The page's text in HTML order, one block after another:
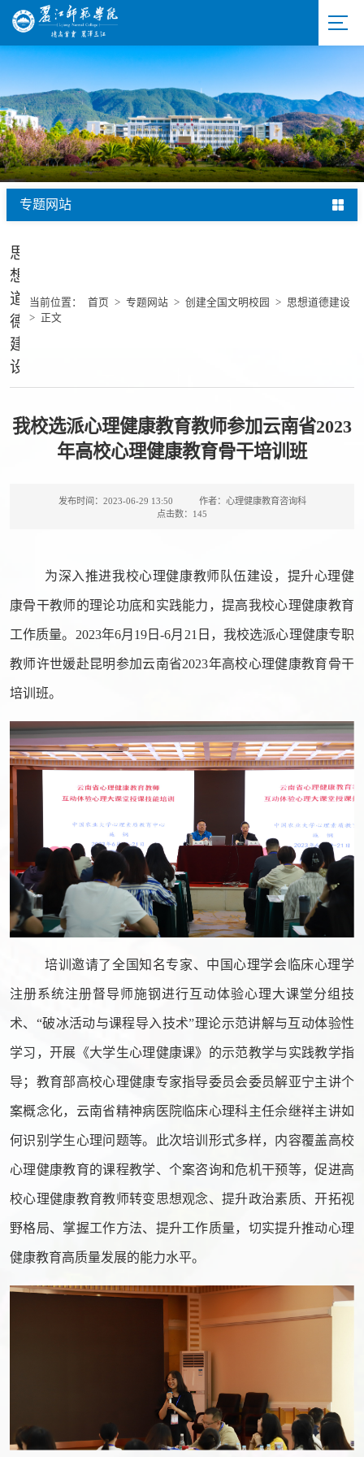
专题网站
思
想
道
德
建
设
当前位置： 首页 > 专题网站 > 创建全国文明校园 > 思想道德建设
>
正文
我校选派心理健康教育教师参加云南省2023
年高校心理健康教育骨干培训班
发布时间：2023-06-29 13:50
作者：心理健康教育咨询科
点击数： 145
为深入推进我校心理健康教师队伍建设，提升心理健
康骨干教师的理论功底和实践能力，提高我校心理健康教育
工作质量。 2023年6月19日-6月21日，我校选派心理健康专职
教师许世媛赴昆明参加云南省2023年高校心理健康教育骨干
培训班。
培训邀请了全国知名专家、中国心理学会临床心理学
注册系统注册督导师施钢进行互动体验心理大课堂分组技
术、 “破冰活动与课程导入技术”理论示范讲解与互动体验性
学习，开展《大学生心理健康课》的示范教学与实践教学指
导；教育部高校心理健康专家指导委员会委员解亚宁主讲个
案概念化，云南省精神病医院临床心理科主任佘继祥主讲如
何识别学生心理问题等。此次培训形式多样，内容覆盖高校
心理健康教育的课程教学、个案咨询和危机干预等，促进高
校心理健康教育教师转变思想观念、提升政治素质、开拓视
野格局、掌握工作方法、提升工作质量，切实提升推动心理
健康教育高质量发展的能力水平。